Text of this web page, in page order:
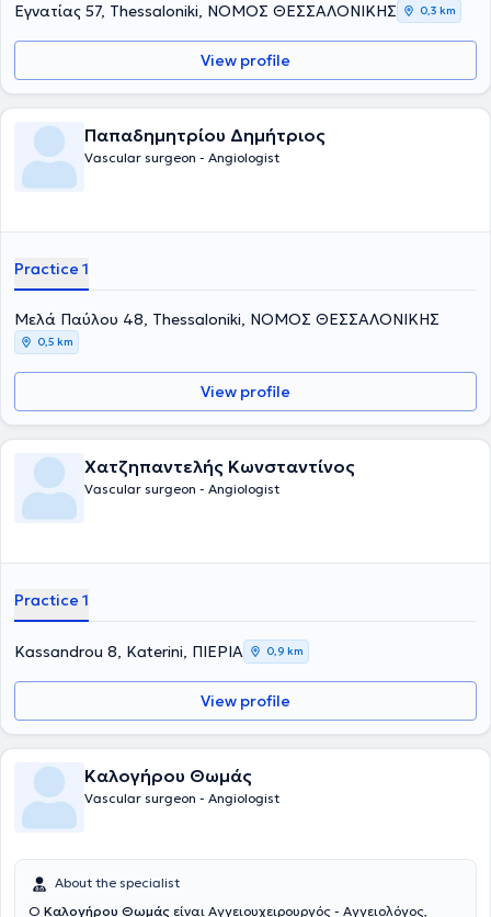
Εγνατίας 57, Thessaloniki, ΝΟΜΟΣ ΘΕΣΣΑΛΟΝΙΚΗΣ 0,3 km
View profile
Παπαδημητρίου Δημήτριος
Vascular surgeon - Angiologist
Practice 1
Μελά Παύλου 48, Thessaloniki, ΝΟΜΟΣ ΘΕΣΣΑΛΟΝΙΚΗΣ
0,5 km
View profile
Χατζηπαντελής Κωνσταντίνος
Vascular surgeon - Angiologist
Practice 1
Kassandrou 8, Katerini, ΠΙΕΡΙΑ 0,9 km
View profile
Καλογήρου Θωμάς
Vascular surgeon - Angiologist
About the specialist
Ο Καλογήρου Θωμάς είναι Αγγειουχειρουργός - Αγγειολόγος,